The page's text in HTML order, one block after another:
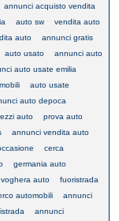
annunci acquisto vendita
auto sw
vendita auto
auto
annunci gratis
auto usato
annunci auto
auto usate emilia
auto usate
auto depoca
auto
prova auto
annunci vendita auto
cerca
germania auto
voghera auto
fuoristrada
automobili
annunci
annunci